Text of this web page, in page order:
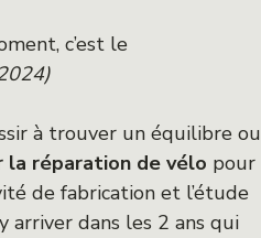
c’est le
à trouver un équilibre ou
la réparation de vélo pour
de fabrication et l’étude
arriver dans les 2 ans qui